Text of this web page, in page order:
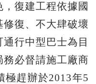
復建工程依據國
復、不大肆破壞
行中型巴士為目
必督請施工廠商
極趕辦於2013年5